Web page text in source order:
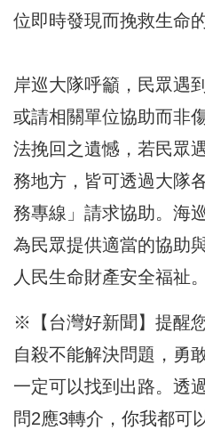
位即時發現而挽救生命
岸巡大隊呼籲，民眾遇
或請相關單位協助而非
法挽回之遺憾，若民眾
務地方，皆可透過大隊
務專線」請求協助。海
為民眾提供適當的協助
人民生命財產安全福祉。
※【台灣好新聞】提醒您
自殺不能解決問題，勇
一定可以找到出路。透
問2應3轉介，你我都可